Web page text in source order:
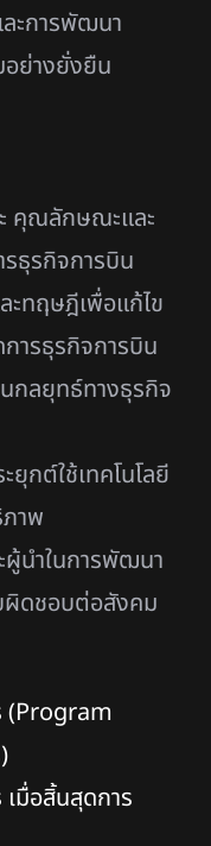
ะการพัฒนา
ย่างยั่งยืน
คุณลักษณะและ
ธุรกิจการบิน
ะทฤษฎีเพื่อแก้ไข
ารธุรกิจการบิน
กลยุทธ์ทางธุรกิจ
ยุกต์ใช้เทคโนโลยี
าพ
ผู้นำในการพัฒนา
ผิดชอบต่อสังคม
(Program
มื่อสิ้นสุดการ